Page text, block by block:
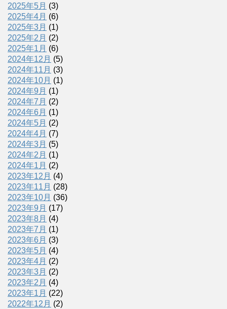
2025年5月 (3)
2025年4月 (6)
2025年3月 (1)
2025年2月 (2)
2025年1月 (6)
2024年12月 (5)
2024年11月 (3)
2024年10月 (1)
2024年9月 (1)
2024年7月 (2)
2024年6月 (1)
2024年5月 (2)
2024年4月 (7)
2024年3月 (5)
2024年2月 (1)
2024年1月 (2)
2023年12月 (4)
2023年11月 (28)
2023年10月 (36)
2023年9月 (17)
2023年8月 (4)
2023年7月 (1)
2023年6月 (3)
2023年5月 (4)
2023年4月 (2)
2023年3月 (2)
2023年2月 (4)
2023年1月 (22)
2022年12月 (2)